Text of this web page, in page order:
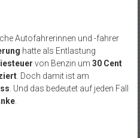
Autofahrerinnen und -fahrer
hatte als Entlastung
von Benzin um 30 Cent
. Doch damit ist am
. Und das bedeutet auf jeden Fall
.